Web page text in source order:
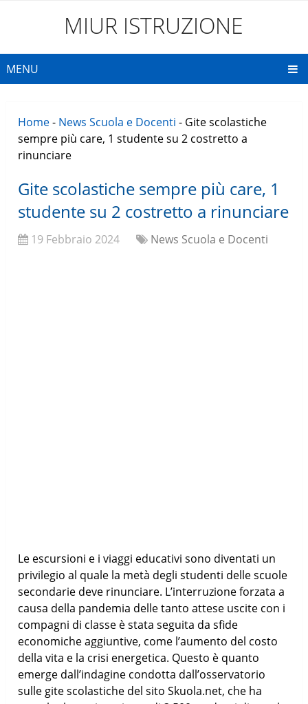
MIUR ISTRUZIONE
MENU
Home- News Scuola e Docenti - Gite scolastiche
sempre più care, 1 studente su 2 costretto a
rinunciare
Gite scolastiche sempre più care, 1
studente su 2 costretto a rinunciare
19 Febbraio 2024 News Scuola e Docenti
Le escursioni e i viaggi educativi sono diventati un
privilegio al quale la metà degli studenti delle scuole
secondarie deve rinunciare. L’interruzione forzata a
causa della pandemia delle tanto attese uscite con i
compagni di classe è stata seguita da sfide
economiche aggiuntive, come l’aumento del costo
della vita e la crisi energetica. Questo è quanto
emerge dall’indagine condotta dall’osservatorio
sulle gite scolastiche del sito Skuola.net, che ha